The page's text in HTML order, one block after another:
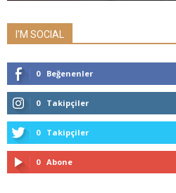
I'M SOCIAL
0 Beğenenler
0 Takipçiler
0 Takipçiler
0 Abone